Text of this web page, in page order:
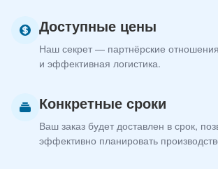
Доступные цены
Наш секрет — партнёрские
и эффективная логистика.
Конкретные сроки
Ваш заказ будет доставлен в срок,
эффективно планировать